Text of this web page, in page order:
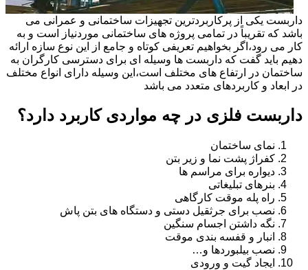
داربست یکی از پرکاربردترین تجهیزات ساختمانی و عمرانی می
باشد که تقریباً در تمامی پروژه های ساختمانی موردنیاز است و به
کار می رود،اگر بخواهیم تعریفی کوتاه و جامع از این نوع سازه ارائه
دهیم باید گفت که داربست ها وسیله ای برای دسترسی کارگران به
ساختمان در ارتفاع های مختلف است،این وسیله دارای انواع مختلف
در ابعاد و کاربردهای متعدد می باشد
داربست فلزی در چه مواردی کاربرد دارد؟
نمای ساختمان
کفراژ پشت نما و زیر بتن
دیواره برای مراسم ها
بنرهای تبلیغاتی
راه پله موقت کارگاهی
نصب برای جرثقیل دستی و دستگاه های بتن پاش
نگه داشتن اجسام سنگین
انبار و قفسه بندی موقت
نصب بیلبوردها و…
ایجاد گیت و ورودی